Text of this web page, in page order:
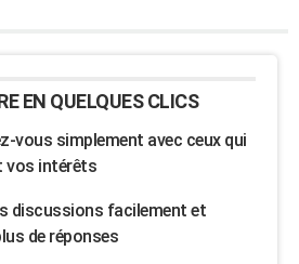
EN QUELQUES CLICS
vous simplement avec ceux qui
vos intérêts
discussions facilement et
de réponses